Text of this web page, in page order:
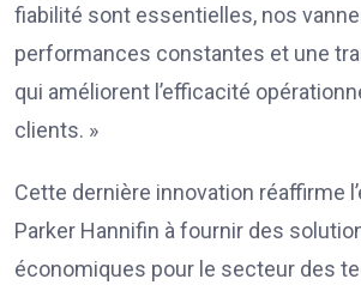
fiabilité sont essentielles, nos
performances constantes et une
qui améliorent l’efficacité
clients. »
Cette dernière innovation réaffirme
Parker Hannifin à fournir des
économiques pour le secteur des